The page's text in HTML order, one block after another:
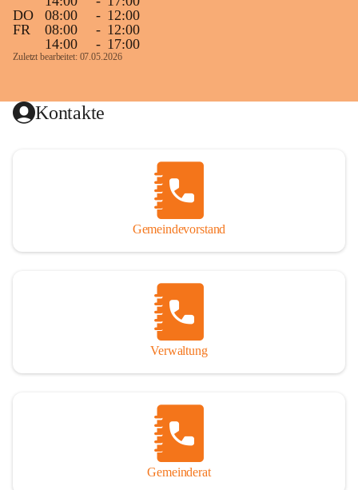
DO
08:00 - 12:00
FR
08:00 - 12:00
14:00
- 17:00
Zuletzt bearbeitet: 07.05.2026
Kontakte
Gemeindevorstand
Verwaltung
Gemeinderat